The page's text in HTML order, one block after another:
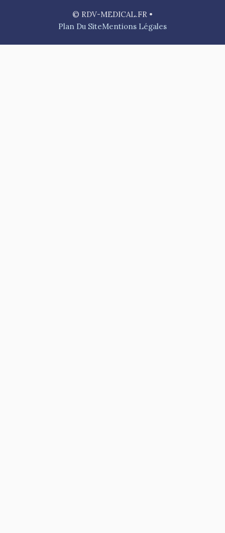
© RDV-MEDICAL.FR •
Plan Du SiteMentions Légales